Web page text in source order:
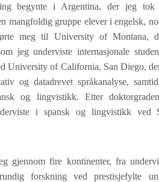
begynte i Argentina, der jeg tok
mangfoldig gruppe elever i engelsk,
meg til University of Montana,
jeg underviste internasjonale
University of California, San Diego,
og datadrevet språkanalyse,
og lingvistikk. Etter
i spansk og lingvistikk ved
gjennom fire kontinenter, fra
forskning ved prestisjefylte